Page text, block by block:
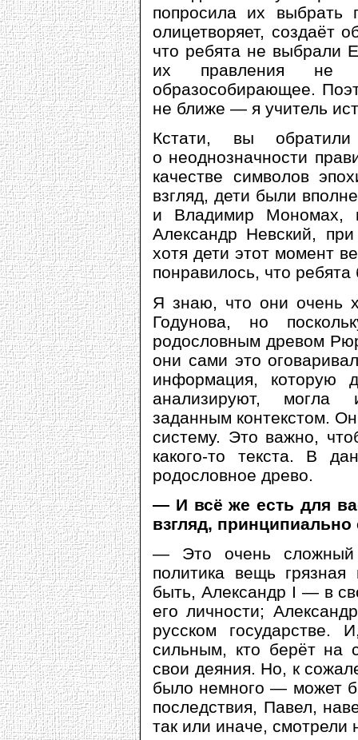
попросила их выбрать
олицетворяет, создаёт
что ребята не выбрали
их правления не
образособирающее.
не ближе — я учитель
Кстати, вы
о неоднозначности
качестве символов
взгляд, дети были
и Владимир Мономах,
Александр Невский,
хотя дети этот момент
понравилось, что
Я знаю, что они очень
Годунова, но
родословным древом
они сами это
информация, которую
анализируют, могла
заданным контекстом.
систему. Это важно,
какого-то текста. В
родословное древо.
— И всё же есть для
взгляд,
— Это очень сложный
политика вещь
быть, Александр I — в
его личности;
русском государстве.
сильным, кто берёт на
свои деяния. Но, к
было немного — может
последствия, Павел,
так или иначе, смотрели